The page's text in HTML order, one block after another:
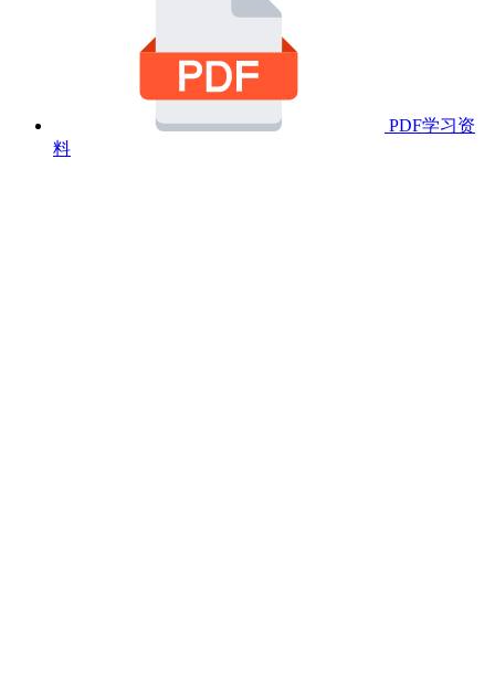
PDF学习资
料